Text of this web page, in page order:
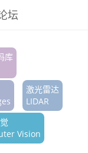
坛
库
激光雷达
LIDAR
Vision